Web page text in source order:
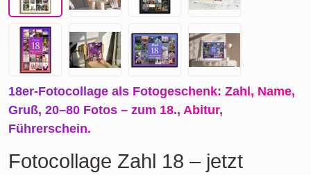
18er-Fotocollage als Fotogeschenk: Zahl, Name,
Gruß, 20–80 Fotos – zum 18., Abitur,
Führerschein.
Fotocollage Zahl 18 – jetzt